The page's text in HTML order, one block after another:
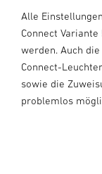
Alle
Connect
werden. Auch
Connect-
sowie die
problemlos